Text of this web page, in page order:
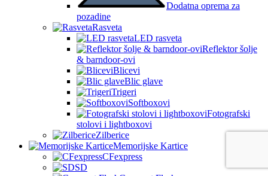
Dodatna oprema za
pozadine
Rasveta
LED rasveta
Reflektor šolje
& barndoor-ovi
Blicevi
Blic glave
Trigeri
Softboxovi
Fotografski
stolovi i lightboxovi
Zilberice
Memorijske Kartice
CFexpress
SD